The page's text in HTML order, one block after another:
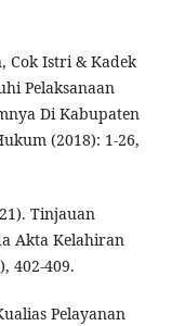
Cok Istri & Kadek
Pelaksanaan
Di Kabupaten
(2018): 1-26,
Tinjauan
Akta Kelahiran
402-409.
Pelayanan